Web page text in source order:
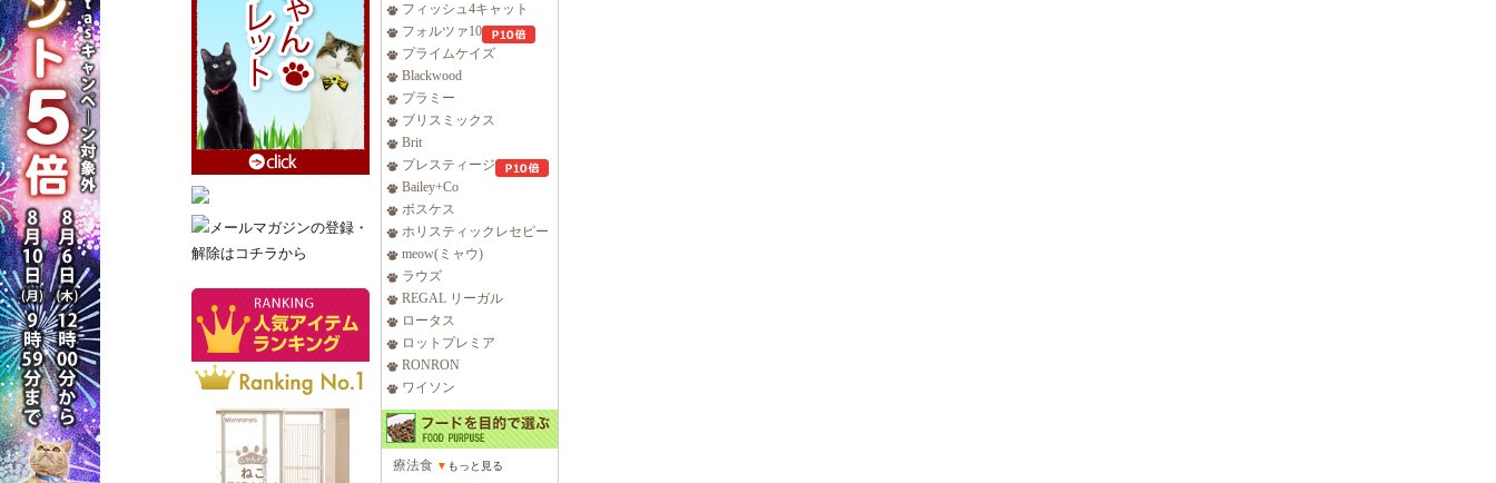
フィッシュ4キャット
フォルツァ10
プライムケイズ
Blackwood
プラミー
ブリスミックス
Brit
プレスティージ
Bailey+Co
ボスケス
ホリスティックレセピー
meow(ミャウ)
ラウズ
REGAL リーガル
ロータス
ロットプレミア
RONRON
ワイソン
療法食 ▼ もっと見る